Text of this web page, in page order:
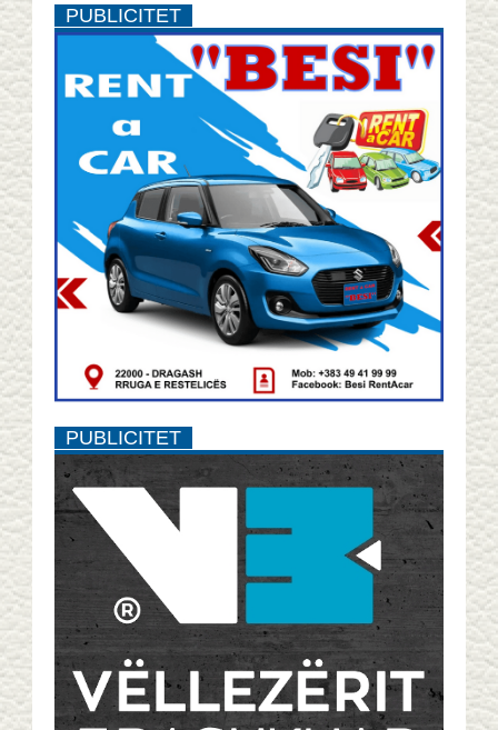
PUBLICITET
PUBLICITET